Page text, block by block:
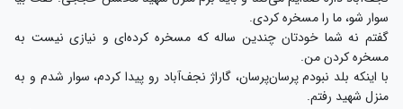
سوار شو، ما را مسخره کردی.
گفتم نه شما خودتان چندین ساله که مسخره کرده‌ای و نیازی نیست به
مسخره کردن من.
با اینکه بلد نبودم پرسان‌پرسان، گاراژ نجف‌آباد رو پیدا کردم، سوار شدم و به
منزل شهید رفتم.